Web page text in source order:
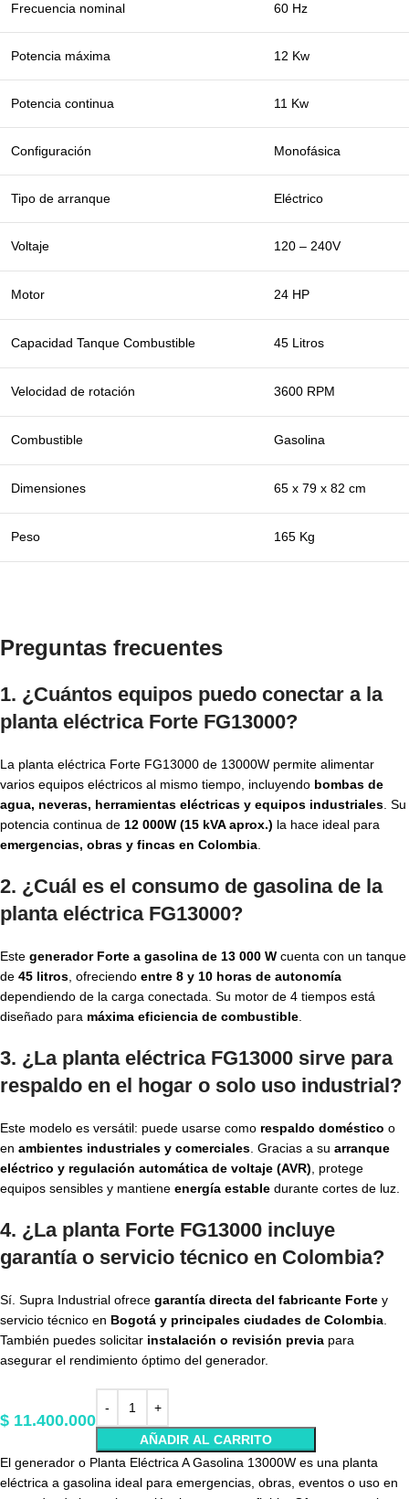
Frecuencia nominal 60 Hz
Potencia máxima 12 Kw
Potencia continua 11 Kw
Configuración Monofásica
Tipo de arranque Eléctrico
Voltaje 120 – 240V
Motor 24 HP
Capacidad Tanque Combustible 45 Litros
Velocidad de rotación 3600 RPM
Combustible Gasolina
Dimensiones 65 x 79 x 82 cm
Peso 165 Kg
Preguntas frecuentes
1. ¿Cuántos equipos puedo conectar a la
planta eléctrica Forte FG13000?
La planta eléctrica Forte FG13000 de 13000W permite alimentar
varios equipos eléctricos al mismo tiempo, incluyendo bombas de
agua, neveras, herramientas eléctricas y equipos industriales. Su
potencia continua de 12 000W (15 kVA aprox.) la hace ideal para
emergencias, obras y fincas en Colombia.
2. ¿Cuál es el consumo de gasolina de la
planta eléctrica FG13000?
Este generador Forte a gasolina de 13 000 W cuenta con un tanque
de 45 litros, ofreciendo entre 8 y 10 horas de autonomía
dependiendo de la carga conectada. Su motor de 4 tiempos está
diseñado para máxima eficiencia de combustible.
3. ¿La planta eléctrica FG13000 sirve para
respaldo en el hogar o solo uso industrial?
Este modelo es versátil: puede usarse como respaldo doméstico o
en ambientes industriales y comerciales. Gracias a su arranque
eléctrico y regulación automática de voltaje (AVR), protege
equipos sensibles y mantiene energía estable durante cortes de luz.
4. ¿La planta Forte FG13000 incluye
garantía o servicio técnico en Colombia?
Sí. Supra Industrial ofrece garantía directa del fabricante Forte y
servicio técnico en Bogotá y principales ciudades de Colombia.
También puedes solicitar instalación o revisión previa para
asegurar el rendimiento óptimo del generador.
$ 11.400.000
AÑADIR AL CARRITO
El generador o Planta Eléctrica A Gasolina 13000W es una planta
eléctrica a gasolina ideal para emergencias, obras, eventos o uso en